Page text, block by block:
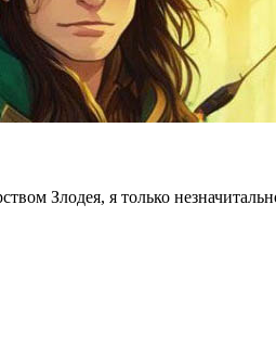
Злодея, я только